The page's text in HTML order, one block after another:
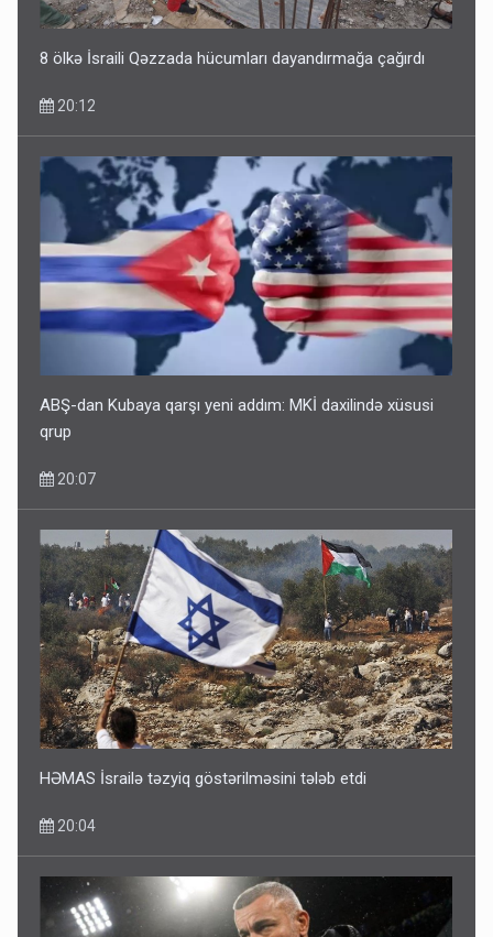
14:14
Bu ölkələrə şəxsiyyət vəsiqəsi ilə gedə biləcəksiniz -
SİYAHI
Ərdoğana sui-qəsd planının iştirakçısı detalları açıqladı
5 Avqust 16:56
8 ölkə İsraili Qəzzada hücumları dayandırmağa çağırdı
20:12
ABŞ-dan Kubaya qarşı yeni addım: MKİ daxilində xüsusi
qrup
20:07
HƏMAS İsrailə təzyiq göstərilməsini tələb etdi
20:04